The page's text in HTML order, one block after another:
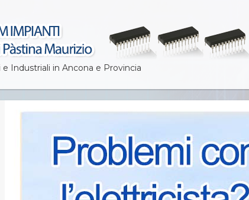
Industriali in Ancona e Provincia